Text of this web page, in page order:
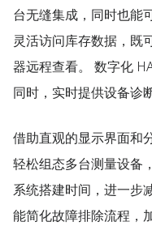
台无缝集成，同时也能
灵活访问库存数据，既
器远程查看。 数字化
同时，实时提供设备诊
借助直观的显示界面和
轻松组态多台测量设备
系统搭建时间，进一步
能简化故障排除流程，